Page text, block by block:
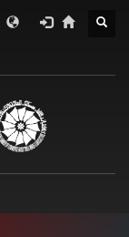
درباره اتاق
معرفی استان